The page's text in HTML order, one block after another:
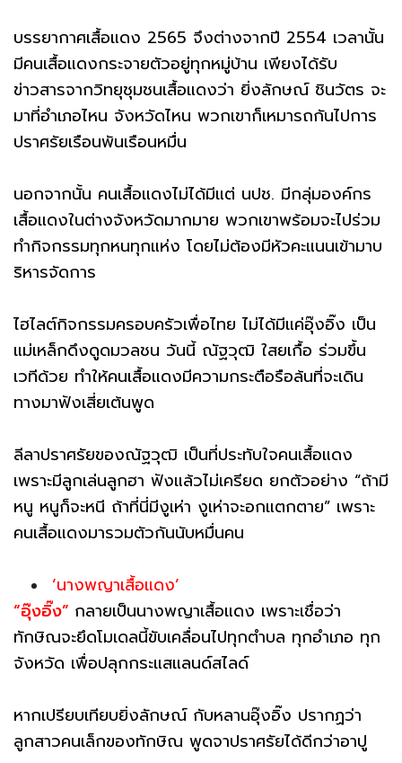
บรรยากาศเสื้อแดง 2565 จึงต่างจากปี 2554 เวลานั้น
มีคนเสื้อแดงกระจายตัวอยู่ทุกหมู่บ้าน เพียงได้รับ
ข่าวสารจากวิทยุชุมชนเสื้อแดงว่า ยิ่งลักษณ์ ชินวัตร จะ
มาที่อำเภอไหน จังหวัดไหน พวกเขาก็เหมารถกันไปการ
ปราศรัยเรือนพันเรือนหมื่น
นอกจากนั้น คนเสื้อแดงไม่ได้มีแต่ นปช. มีกลุ่มองค์กร
เสื้อแดงในต่างจังหวัดมากมาย พวกเขาพร้อมจะไปร่วม
ทำกิจกรรมทุกหนทุกแห่ง โดยไม่ต้องมีหัวคะแนนเข้ามาบ
ริหารจัดการ
ไฮไลต์กิจกรรมครอบครัวเพื่อไทย ไม่ได้มีแค่อุ๊งอิ๊ง เป็น
แม่เหล็กดึงดูดมวลชน วันนี้ ณัฐวุฒิ ใสยเกื้อ ร่วมขึ้น
เวทีด้วย ทำให้คนเสื้อแดงมีความกระตือรือล้นที่จะเดิน
ทางมาฟังเสี่ยเต้นพูด
ลีลาปราศรัยของณัฐวุฒิ เป็นที่ประทับใจคนเสื้อแดง
เพราะมีลูกเล่นลูกฮา ฟังแล้วไม่เครียด ยกตัวอย่าง “ถ้ามี
หนู หนูก็จะหนี ถ้าที่นี่มีงูเห่า งูเห่าจะอกแตกตาย” เพราะ
คนเสื้อแดงมารวมตัวกันนับหมื่นคน
‘นางพญาเสื้อแดง’
“อุ๊งอิ๊ง” กลายเป็นนางพญาเสื้อแดง เพราะเชื่อว่า
ทักษิณจะยึดโมเดลนี้ขับเคลื่อนไปทุกตำบล ทุกอำเภอ ทุก
จังหวัด เพื่อปลุกกระแสแลนด์สไลด์
หากเปรียบเทียบยิ่งลักษณ์ กับหลานอุ๊งอิ๊ง ปรากฏว่า
ลูกสาวคนเล็กของทักษิณ พูดจาปราศรัยได้ดีกว่าอาปู